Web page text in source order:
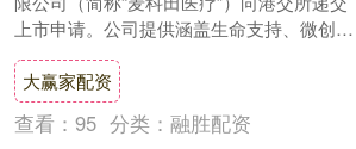
上市申请。公司提供涵盖生命支持、微创介
入及体外诊断的医疗产品。 招股说明书显
示，....
大赢家配资
查看： 95 分类： 融胜配资